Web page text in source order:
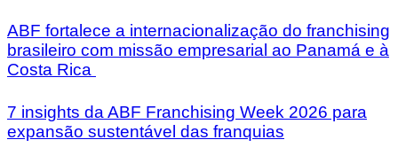
ABF fortalece a internacionalização do franchising
brasileiro com missão empresarial ao Panamá e à
Costa Rica
7 insights da ABF Franchising Week 2026 para
expansão sustentável das franquias